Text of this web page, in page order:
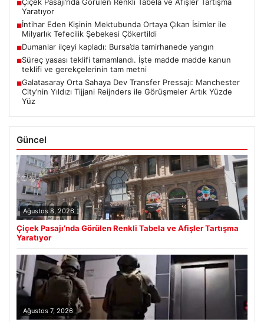
■
Yaratıyor
■İntihar Eden Kişinin Mektubunda Ortaya Çıkan İsimler ile
Milyarlık Tefecilik Şebekesi Çökertildi
■Dumanlar ilçeyi kapladı: Bursa’da tamirhanede yangın
■Süreç yasası teklifi tamamlandı. İşte madde madde kanun
teklifi ve gerekçelerinin tam metni
■Galatasaray Orta Sahaya Dev Transfer Pressajı: Manchester
City’nin Yıldızı Tijjani Reijnders ile Görüşmeler Artık Yüzde
Yüz
Güncel
Ağustos 8, 2026
Çiçek Pasajı’nda Görülen Renkli Tabela ve Afişler Tartışma
Yaratıyor
Ağustos 7, 2026